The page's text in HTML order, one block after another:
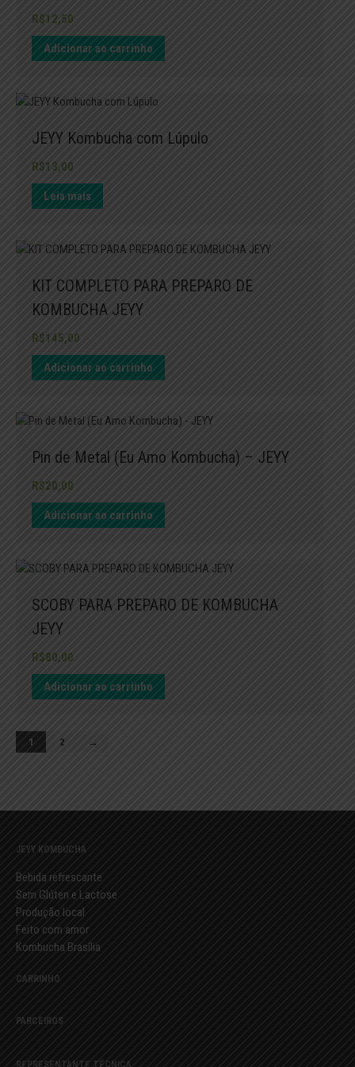
R$12,50
Adicionar ao carrinho
JEYY Kombucha com Lúpulo
R$13,00
Leia mais
KIT COMPLETO PARA PREPARO DE
KOMBUCHA JEYY
R$145,00
Adicionar ao carrinho
Pin de Metal (Eu Amo Kombucha) – JEYY
R$20,00
Adicionar ao carrinho
SCOBY PARA PREPARO DE KOMBUCHA
JEYY
R$80,00
Adicionar ao carrinho
1 2 →
JEYY KOMBUCHA
Bebida refrescante
Sem Glúten e Lactose
Produção local
Feito com amor
Kombucha Brasília
CARRINHO
PARCEIROS
REPRESENTANTE TÉCNICA